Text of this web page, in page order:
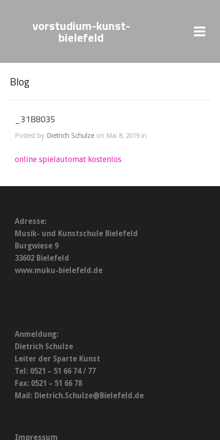
vorstudium-kunst-
bielefeld
Blog
_31B8035
Posted by Dietrich Schulze on Mai 8, 2019 in
online spielautomat kostenlos
Adresse:
Musik- und Kunstschule Bielefeld
Burgwiese 9
33602 Bielefeld
www.muku-bielefeld.de
Anmeldung:
Dietrich Schulze
Leiter der Sparte Kunst
Tel: 0521 – 51 66 74 / 77
Fax: 0521 – 51 66 78
Mail: Dietrich.Schulze@Bielefeld.de
Impressum